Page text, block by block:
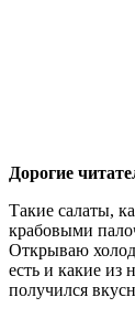
Дорогие
Такие салаты,
крабовыми
Открываю
есть и какие из
получился